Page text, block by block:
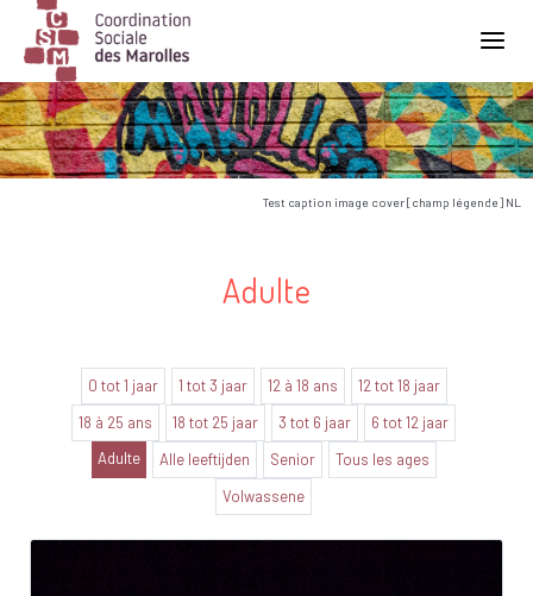
Main Navigation
Test caption image cover [champ légende] NL
Adulte
0 tot 1 jaar 1 tot 3 jaar 12 à 18 ans
12 tot 18 jaar
18 à 25 ans
18 tot 25 jaar 3 tot 6 jaar
6 tot 12 jaar
Adulte
Alle leeftijden Senior
Tous les ages
Volwassene